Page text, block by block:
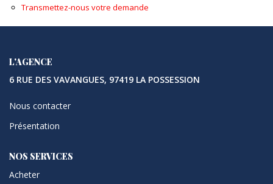
Transmettez-nous votre demande
L'AGENCE
6 RUE DES VAVANGUES, 97419 LA POSSESSION
Nous contacter
Présentation
NOS SERVICES
Acheter